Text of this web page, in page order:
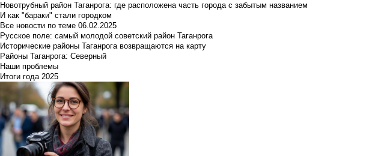
Новотрубный район Таганрога: где расположена часть города с забытым названием
И как "бараки" стали городком
Все новости по теме 06.02.2025
Русское поле: самый молодой советский район Таганрога
Исторические районы Таганрога возвращаются на карту
Районы Таганрога: Северный
Наши проблемы
Итоги года 2025